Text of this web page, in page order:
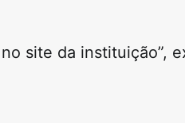
site da instituição”,